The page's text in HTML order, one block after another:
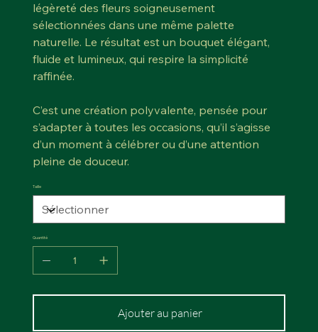
légèreté des fleurs soigneusement
sélectionnées dans une même palette
naturelle. Le résultat est un bouquet élégant,
fluide et lumineux, qui respire la simplicité
raffinée.
C’est une création polyvalente, pensée pour
s’adapter à toutes les occasions, qu’il s’agisse
d’un moment à célébrer ou d’une attention
pleine de douceur.
Taille
Quantité
Ajouter au panier